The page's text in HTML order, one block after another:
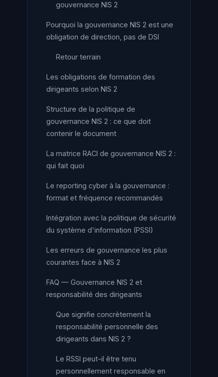
gouvernance NIS 2
Pourquoi la gouvernance NIS 2 est une
obligation de direction, pas de DSI
Retour terrain
Les obligations de formation des
dirigeants selon NIS 2
Structure de la politique de
gouvernance NIS 2 : ce que doit
contenir le document
La matrice RACI de gouvernance NIS 2 :
qui fait quoi
Le reporting cyber à la gouvernance :
format et fréquence recommandés
Intégration avec la politique de sécurité
du système d'information (PSSI)
Les erreurs de gouvernance les plus
courantes face à NIS 2
FAQ — Gouvernance NIS 2 et
responsabilité des dirigeants
Que signifie concrètement la
responsabilité personnelle des
dirigeants dans NIS 2 ?
Le RSSI peut-il être tenu
personnellement responsable en